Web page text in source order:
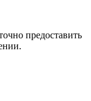
предоставить